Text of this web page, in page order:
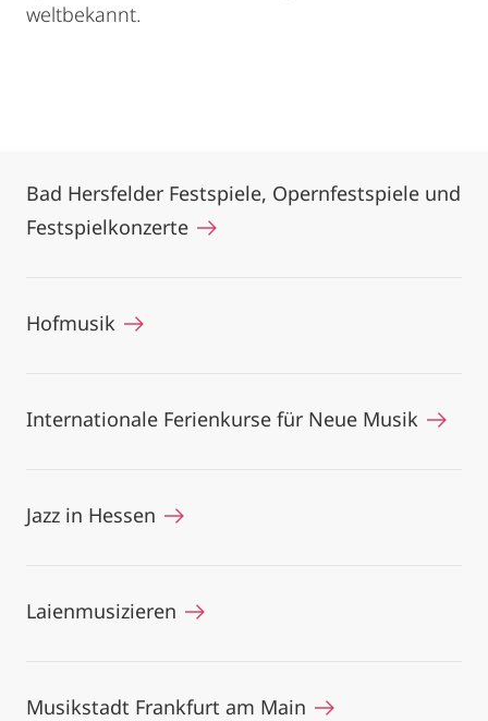
weltbekannt.
Bad Hersfelder Festspiele, Opernfestspiele und
Festspielkonzerte
Hofmusik
Internationale Ferienkurse für Neue Musik
Jazz in Hessen
Laienmusizieren
Musikstadt Frankfurt am Main